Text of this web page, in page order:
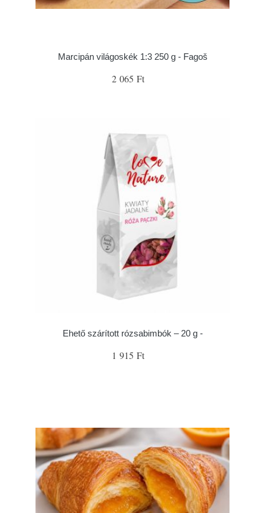
Marcipán világoskék 1:3 250 g - Fagoš
2 065 Ft
Ehető szárított rózsabimbók – 20 g -
1 915 Ft